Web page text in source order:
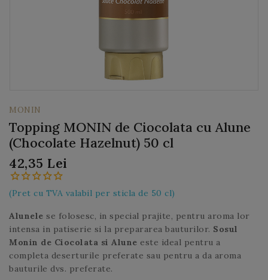
MONIN
Topping MONIN de Ciocolata cu Alune
(Chocolate Hazelnut) 50 cl
42,35 Lei
(Pret cu TVA valabil per sticla de 50 cl)
Alunele se folosesc, in special prajite, pentru aroma lor
intensa in patiserie si la prepararea bauturilor. Sosul
Monin de Ciocolata si Alune este ideal pentru a
completa deserturile preferate sau pentru a da aroma
bauturile dvs. preferate.